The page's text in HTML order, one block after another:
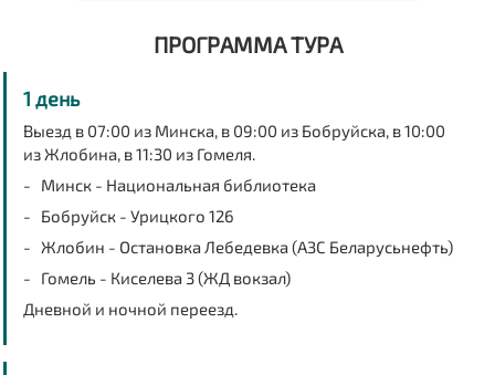
ПРОГРАММА ТУРА
1 день
Выезд в 07:00 из Минска, в 09:00 из Бобруйска, в 10:00
из Жлобина, в 11:30 из Гомеля.
- Минск - Национальная библиотека
- Бобруйск - Урицкого 126
- Жлобин - Остановка Лебедевка (АЗС Беларусьнефть)
- Гомель - Киселева 3 (ЖД вокзал)
Дневной и ночной переезд.